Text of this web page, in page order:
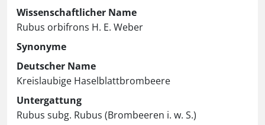
Wissenschaftlicher Name
Rubus orbifrons H. E. Weber
Synonyme
Deutscher Name
Kreislaubige Haselblattbrombeere
Untergattung
Rubus subg. Rubus (Brombeeren i. w. S.)